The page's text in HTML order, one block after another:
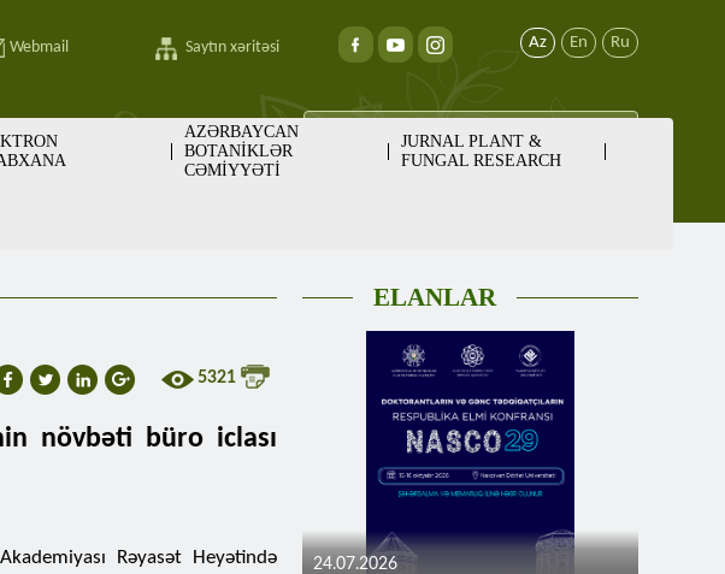
Webmail Saytın xəritəsi Az En Ru
AZƏRBAYCAN
BOTANİKLƏR
CƏMİYYƏTİ
JURNAL PLANT &
FUNGAL RESEARCH
5321
növbəti büro iclası
Rəyasət Heyətində
ELANLAR
24.07.2026